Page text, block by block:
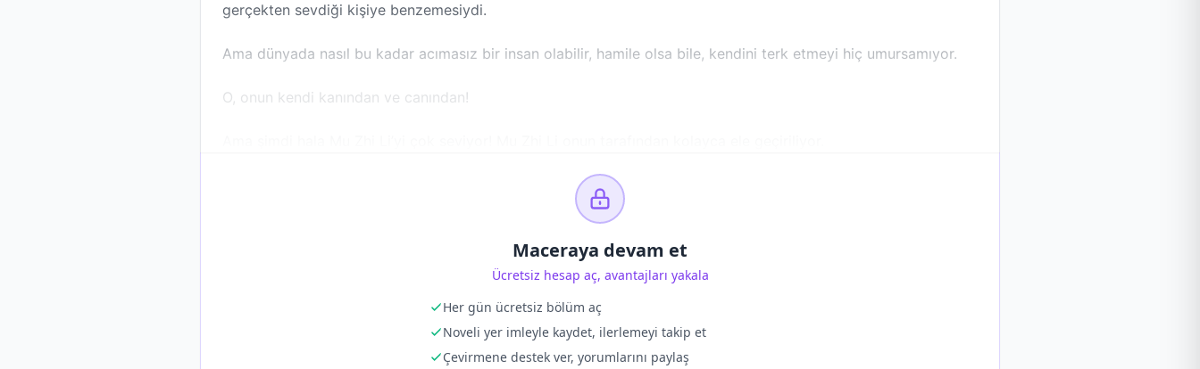
gerçekten sevdiği kişiye benzemesiydi.
Ama dünyada nasıl bu kadar acımasız bir insan olabilir, hamile olsa bile, kendini terk etmeyi hiç umursamıyor.
O, onun kendi kanından ve canından!
Maceraya devam et
Ücretsiz hesap aç, avantajları yakala
Her gün ücretsiz bölüm aç
Noveli yer imleyle kaydet, ilerlemeyi takip et
Çevirmene destek ver, yorumlarını paylaş